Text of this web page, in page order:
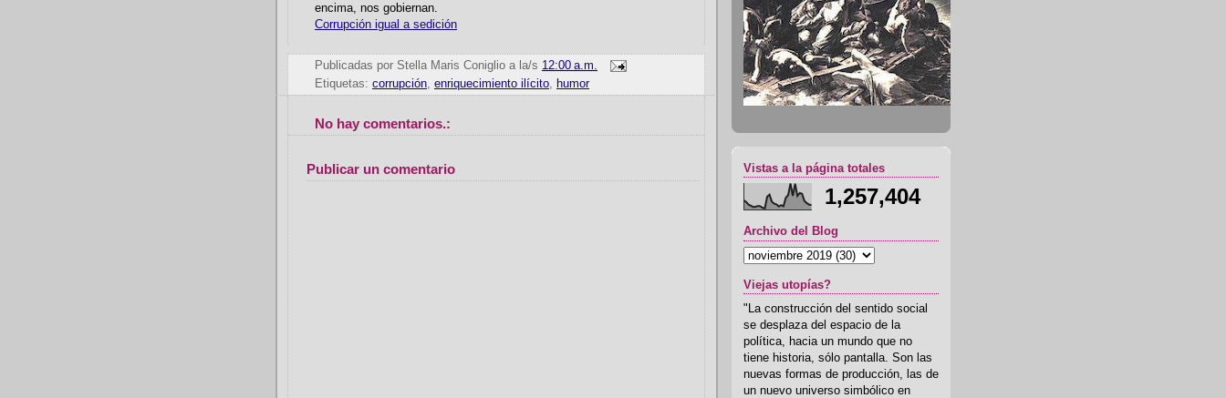
encima, nos gobiernan.
Corrupción igual a sedición
Publicadas por Stella Maris Coniglio a la/s 12:00 a.m.
Etiquetas: corrupción, enriquecimiento ilícito, humor
No hay comentarios.:
Publicar un comentario Vistas a la página totales
1,257,404
Archivo del Blog
Viejas utopías?
"La construcción del sentido social
se desplaza del espacio de la
política, hacia un mundo que no
tiene historia, sólo pantalla. Son las
nuevas formas de producción, las de
un nuevo universo simbólico en